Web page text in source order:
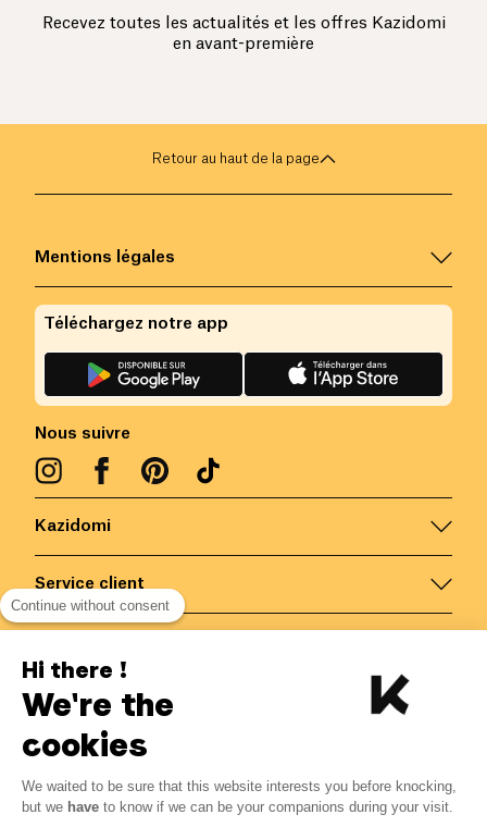
Recevez toutes les actualités et les offres Kazidomi
en avant-première
17.90€ 15.75€ -12% ?
Economisez 2.15 € avec K+
Retour au haut de la page
Kazidomi
Service client
Mentions légales
Nous suivre
Téléchargez notre app
Belgique/FR
Continue without consent
Hi there !
We're the
cookies
We waited to be sure that this website interests you before knocking,
but we have to know if we can be your companions during your visit.